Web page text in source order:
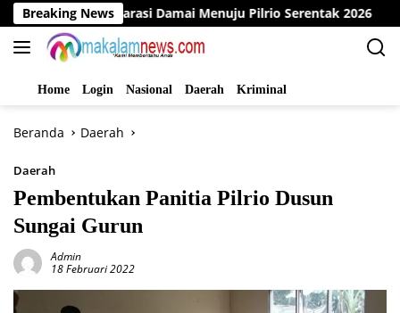
Langsung
ke
konten
Breaking News
Deklarasi Damai Menuju Pilrio Serentak 2026
Home Login Nasional Daerah Kriminal
Beranda Daerah
Daerah
Pembentukan Panitia Pilrio Dusun
Sungai Gurun
Admin
18 Februari 2022